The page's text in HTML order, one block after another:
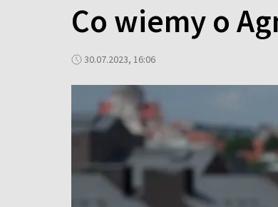
Co wiemy o
30.07.2023, 16:06